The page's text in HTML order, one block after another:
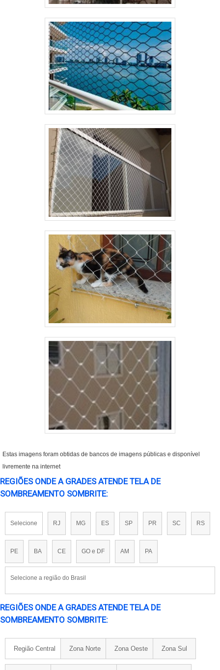
Estas imagens foram obtidas de bancos de imagens públicas e disponível
livremente na internet
REGIÕES ONDE A GRADES ATENDE TELA DE
SOMBREAMENTO SOMBRITE:
Selecione RJ MG ES SP PR SC RS
PE BA CE GO e DF AM PA
Selecione a região do Brasil
REGIÕES ONDE A GRADES ATENDE TELA DE
SOMBREAMENTO SOMBRITE:
Região Central Zona Norte Zona Oeste Zona Sul